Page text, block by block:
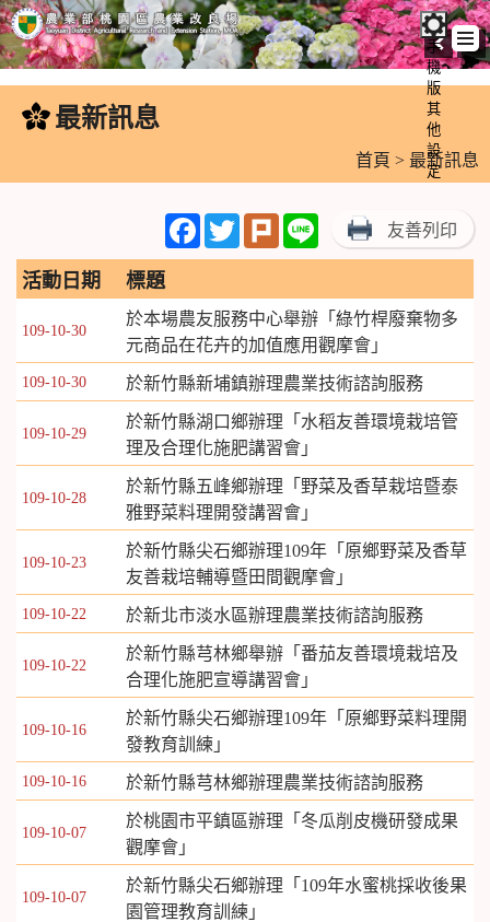
跳
內
手
機
版
其
他
設
定
最新訊息
首頁 > 最新訊息
FacebookTwitterPlurk Line 友善列印
活動日期 標題
109-10-30
於本場農友服務中心舉辦「綠竹桿廢棄物多
元商品在花卉的加值應用觀摩會」
109-10-30 於新竹縣新埔鎮辦理農業技術諮詢服務
109-10-29
於新竹縣湖口鄉辦理「水稻友善環境栽培管
理及合理化施肥講習會」
109-10-28
於新竹縣五峰鄉辦理「野菜及香草栽培暨泰
雅野菜料理開發講習會」
109-10-23
於新竹縣尖石鄉辦理109年「原鄉野菜及香草
友善栽培輔導暨田間觀摩會」
109-10-22 於新北市淡水區辦理農業技術諮詢服務
109-10-22
於新竹縣芎林鄉舉辦「番茄友善環境栽培及
合理化施肥宣導講習會」
109-10-16
於新竹縣尖石鄉辦理109年「原鄉野菜料理開
發教育訓練」
109-10-16 於新竹縣芎林鄉辦理農業技術諮詢服務
109-10-07
於桃園市平鎮區辦理「冬瓜削皮機研發成果
觀摩會」
109-10-07
於新竹縣尖石鄉辦理「109年水蜜桃採收後果
園管理教育訓練」